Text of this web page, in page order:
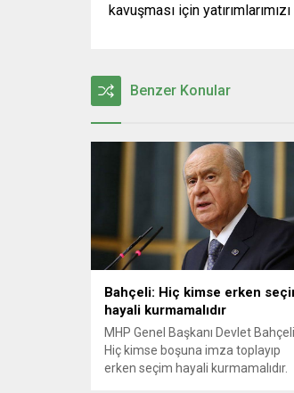
kavuşması için
Benzer Konular
Bahçeli: Hiç kimse erken
hayali kurmamalıdır
MHP Genel Başkanı Devlet
Hiç kimse boşuna imza toplayıp
erken seçim hayali kurmamalıdır.